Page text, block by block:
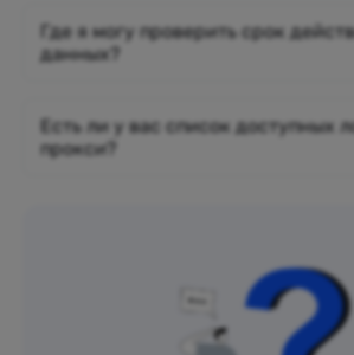
Где я могу проверить срок
данных?
Есть ли у вас список доступных
прокси?